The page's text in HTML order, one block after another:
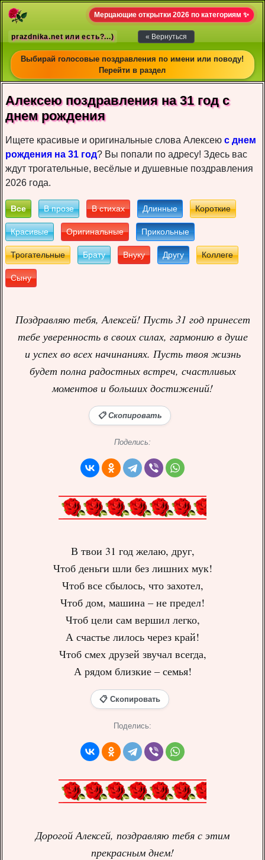
Мерцающие открытки 2026 по категориям ✨
prazdnika.net или есть?...) « Вернуться
Выбирай голосовые поздравления по имени или поводу!
Перейти в раздел
Алексею пoздрaвлeния на 31 год c
днeм рoждeния
Ищете красивые и оригинальные слова Алексею с днем
рождения на 31 год? Вы попали по адресу! Здесь вас
ждут трогательные, весёлые и душевные поздравления
2026 года.
Все В прозе В стихах Длинные Короткие
Красивые Оригинальные Прикольные
Трогательные Брату Внуку Другу Коллеге
Сыну
Поздравляю тебя, Алексей! Пусть 31 год принесет
тебе уверенность в своих силах, гармонию в душе
и успех во всех начинаниях. Пусть твоя жизнь
будет полна радостных встреч, счастливых
моментов и больших достижений!
📋 Скопировать
Поделись:
В твои 31 год желаю, друг,
Чтоб деньги шли без лишних мук!
Чтоб все сбылось, что захотел,
Чтоб дом, машина – не предел!
Чтоб цели сам вершил легко,
А счастье лилось через край!
Чтоб смех друзей звучал всегда,
А рядом близкие – семья!
📋 Скопировать
Поделись:
Дорогой Алексей, поздравляю тебя с этим
прекрасным днем!